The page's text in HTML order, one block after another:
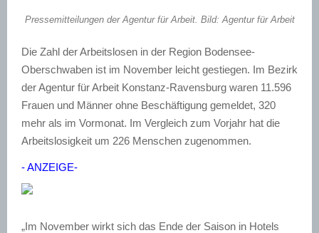
Pressemitteilungen der Agentur für Arbeit. Bild: Agentur für Arbeit
Die Zahl der Arbeitslosen in der Region Bodensee-
Oberschwaben ist im November leicht gestiegen. Im Bezirk
der Agentur für Arbeit Konstanz-Ravensburg waren 11.596
Frauen und Männer ohne Beschäftigung gemeldet, 320
mehr als im Vormonat. Im Vergleich zum Vorjahr hat die
Arbeitslosigkeit um 226 Menschen zugenommen.
- ANZEIGE-
„Im November wirkt sich das Ende der Saison in Hotels